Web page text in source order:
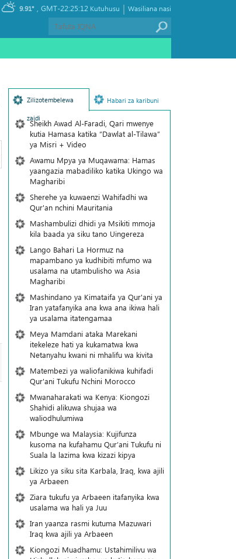
GMT-22:25:12
9.91° Wasiliana nasi
|
Kutuhusu
Zilizotembelewa
zaidi
Habari za karibuni
Sheikh Awad Al-Faradi, Qari mwenye
kutia Hamasa katika “Dawlat al-Tilawa”
ya Misri + Video
Awamu Mpya ya Muqawama: Hamas
yaangazia mabadiliko katika Ukingo wa
Magharibi
Sherehe ya kuwaenzi Wahifadhi wa
Qur'an nchini Mauritania
Mashambulizi dhidi ya Msikiti mmoja
kila baada ya siku tano Uingereza
Lango Bahari La Hormuz na
mapambano ya kudhibiti mfumo wa
usalama na utambulisho wa Asia
Magharibi
Mashindano ya Kimataifa ya Qur'ani ya
Iran yatafanyika ana kwa ana ikiwa hali
ya usalama itatengamaa
Meya Mamdani ataka Marekani
itekeleze hati ya kukamatwa kwa
Netanyahu kwani ni mhalifu wa kivita
Matembezi ya waliofanikiwa kuhifadi
Qur'ani Tukufu Nchini Morocco
Mwanaharakati wa Kenya: Kiongozi
Shahidi alikuwa shujaa wa
waliodhulumiwa
Mbunge wa Malaysia: Kujifunza
kusoma na kufahamu Qur’ani Tukufu ni
Suala la lazima kwa kizazi kipya
Likizo ya siku sita Karbala, Iraq, kwa ajili
ya Arbaeen
Ziara tukufu ya Arbaeen itafanyika kwa
usalama wa hali ya Juu
Iran yaanza rasmi kutuma Mazuwari
Iraq kwa ajili ya Arbaeen
Kiongozi Muadhamu: Ustahimilivu wa